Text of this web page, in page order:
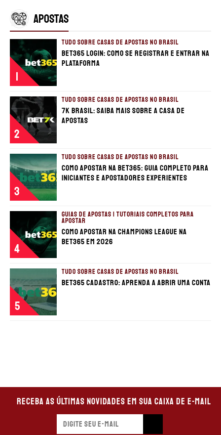
APOSTAS
1
TUDO SOBRE CASAS DE APOSTAS NO BRASIL
bet365 login: como se registrar e entrar na
plataforma
2
TUDO SOBRE CASAS DE APOSTAS NO BRASIL
7K Brasil: Saiba mais sobre a casa de
apostas
3
TUDO SOBRE CASAS DE APOSTAS NO BRASIL
Como apostar na bet365: guia completo para
iniciantes e apostadores experientes
4
GUIAS DE APOSTAS | TUTORIAIS COMPLETOS PARA
APOSTAR
Como apostar na Champions League na
bet365 em 2026
5
TUDO SOBRE CASAS DE APOSTAS NO BRASIL
bet365 cadastro: aprenda a abrir uma conta
Receba as últimas novidades em sua caixa de e-mail